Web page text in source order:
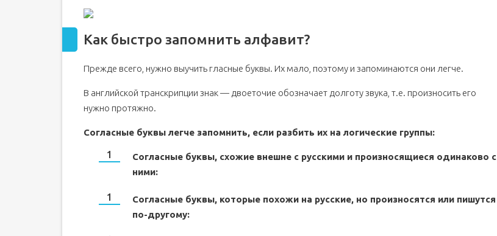
Как быстро запомнить алфавит?
Прежде всего, нужно выучить гласные буквы. Их мало, поэтому и запоминаются они легче.
В английской транскрипции знак — двоеточие обозначает долготу звука, т.е. произносить его
нужно протяжно.
Согласные буквы легче запомнить, если разбить их на логические группы:
Согласные буквы, схожие внешне с русскими и произносящиеся одинаково с
ними:
Согласные буквы, которые похожи на русские, но произносятся или пишутся
по-другому: